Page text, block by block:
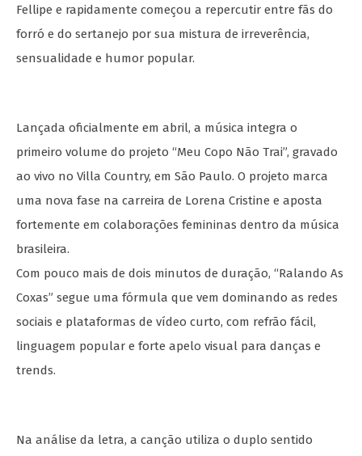
Fellipe e rapidamente começou a repercutir entre fãs do
forró e do sertanejo por sua mistura de irreverência,
sensualidade e humor popular.
Lançada oficialmente em abril, a música integra o
primeiro volume do projeto “Meu Copo Não Trai”, gravado
ao vivo no Villa Country, em São Paulo. O projeto marca
uma nova fase na carreira de Lorena Cristine e aposta
fortemente em colaborações femininas dentro da música
brasileira.
Com pouco mais de dois minutos de duração, “Ralando As
Coxas” segue uma fórmula que vem dominando as redes
sociais e plataformas de vídeo curto, com refrão fácil,
linguagem popular e forte apelo visual para danças e
trends.
Na análise da letra, a canção utiliza o duplo sentido